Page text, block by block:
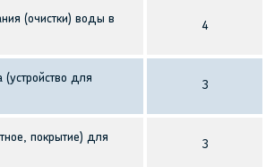
(очистки) воды в
4
для
3
покрытие) для
3